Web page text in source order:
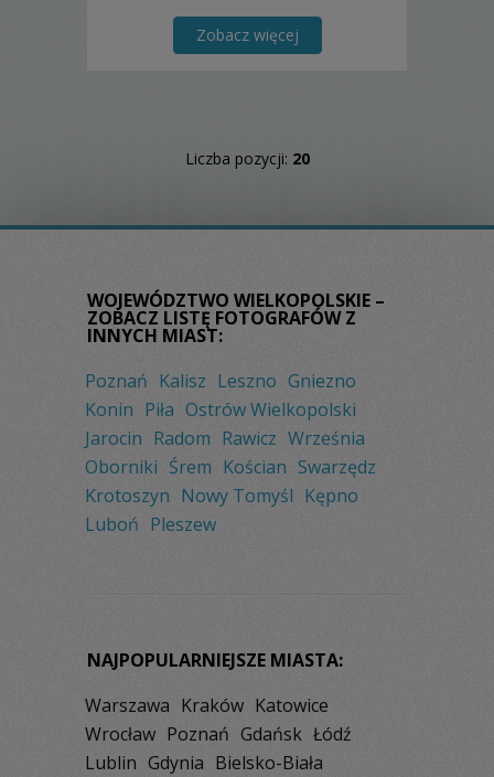
w subtelnych kadrach emocje pełne
wzruszeń i radości.
Zobacz więcej
Liczba pozycji: 20
WOJEWÓDZTWO WIELKOPOLSKIE –
ZOBACZ LISTĘ FOTOGRAFÓW Z
INNYCH MIAST:
Poznań Kalisz Leszno Gniezno
Konin Piła Ostrów Wielkopolski
Jarocin Radom Rawicz Września
Oborniki Śrem Kościan Swarzędz
Krotoszyn Nowy Tomyśl Kępno
Luboń Pleszew
NAJPOPULARNIEJSZE MIASTA:
Warszawa Kraków Katowice
Wrocław Poznań Gdańsk Łódź
Lublin Gdynia Bielsko-Biała